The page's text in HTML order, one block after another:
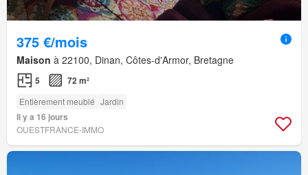
375 €/mois
Maison à 22100, Dinan, Côtes-d'Armor, Bretagne
5 72 m²
Entièrement meublé Jardin
Il y a 16 jours
OUESTFRANCE-IMMO